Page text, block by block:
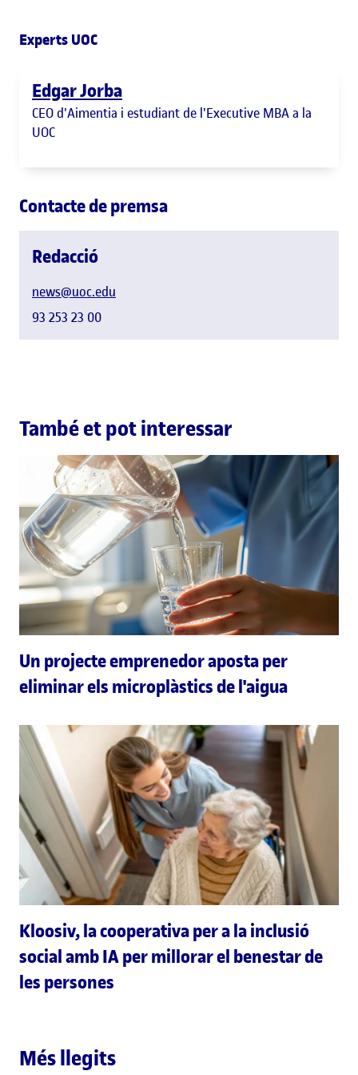
Experts UOC
Edgar Jorba
CEO d'Aimentia i estudiant de l'Executive MBA a la
UOC
Contacte de premsa
Redacció
news@uoc.edu
93 253 23 00
També et pot interessar
Un projecte emprenedor aposta per
eliminar els microplàstics de l'aigua
Kloosiv, la cooperativa per a la inclusió
social amb IA per millorar el benestar de
les persones
Més llegits